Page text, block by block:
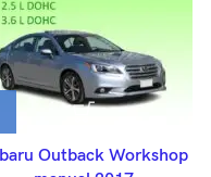
Outback Workshop